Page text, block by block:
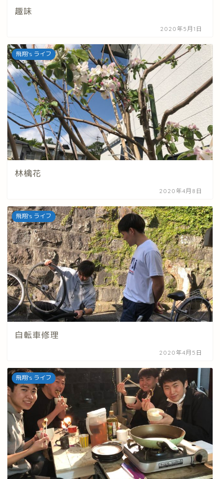
趣味
2020年5月1日
飛翔's ライフ
林檎花
2020年4月8日
飛翔's ライフ
自転車修理
2020年4月5日
飛翔's ライフ